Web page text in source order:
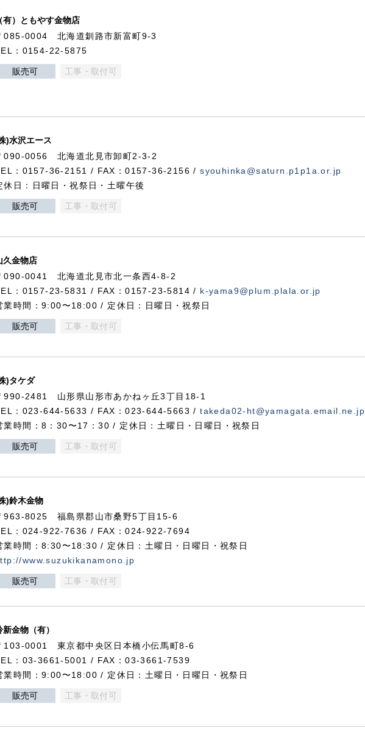
有）ともやす金物店
085-0004 北海道釧路市新富町9-3
：0154-22-5875
販売可 工事・取付可
)水沢エース
090-0056 北海道北見市卸町2-3-2
：0157-36-2151 / FAX：0157-36-2156 /syouhinka@saturn.p1p1a.or.jp
休日：日曜日・祝祭日・土曜午後
販売可 工事・取付可
久金物店
090-0041 北海道北見市北一条西4-8-2
：0157-23-5831 / FAX：0157-23-5814 / k-yama9@plum.plala.or.jp
業時間：9:00〜18:00 / 定休日：日曜日・祝祭日
販売可 工事・取付可
)タケダ
990-2481 山形県山形市あかねヶ丘3丁目18-1
：023-644-5633 / FAX：023-644-5663 /takeda02-ht@yamagata.email.ne.jp
業時間：8：30〜17：30 / 定休日：土曜日・日曜日・祝祭日
販売可 工事・取付可
)鈴木金物
963-8025 福島県郡山市桑野5丁目15-6
：024-922-7636 / FAX：024-922-7694
業時間：8:30〜18:30 / 定休日：土曜日・日曜日・祝祭日
www.suzukikanamono.jp
販売可 工事・取付可
新金物（有）
103-0001 東京都中央区日本橋小伝馬町8-6
：03-3661-5001 / FAX：03-3661-7539
業時間：9:00〜18:00 / 定休日：土曜日・日曜日・祝祭日
販売可 工事・取付可